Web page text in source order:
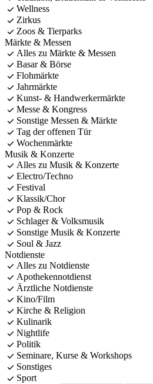
Wellness
Zirkus
Zoos & Tierparks
Märkte & Messen
Alles zu Märkte & Messen
Basar & Börse
Flohmärkte
Jahrmärkte
Kunst- & Handwerkermärkte
Messe & Kongress
Sonstige Messen & Märkte
Tag der offenen Tür
Wochenmärkte
Musik & Konzerte
Alles zu Musik & Konzerte
Electro/Techno
Festival
Klassik/Chor
Pop & Rock
Schlager & Volksmusik
Sonstige Musik & Konzerte
Soul & Jazz
Notdienste
Alles zu Notdienste
Apothekennotdienst
Ärztliche Notdienste
Kino/Film
Kirche & Religion
Kulinarik
Nightlife
Politik
Seminare, Kurse & Workshops
Sonstiges
Sport